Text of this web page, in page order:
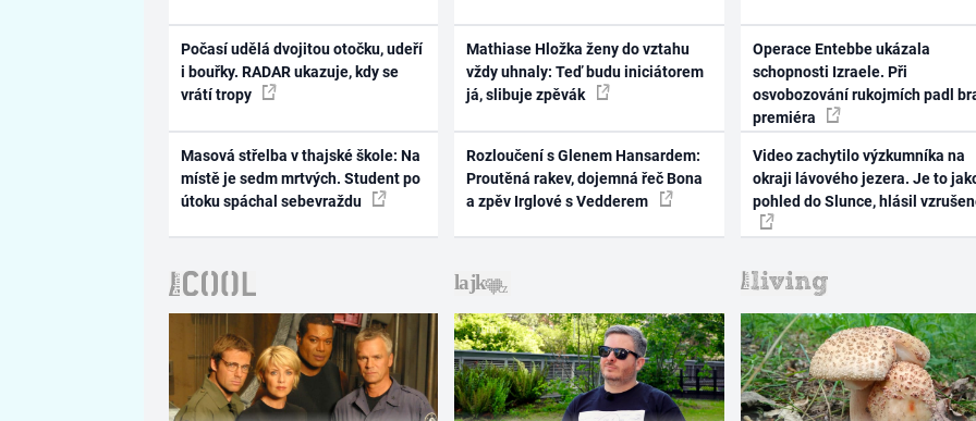
Počasí udělá dvojitou otočku, udeří
i bouřky. RADAR ukazuje, kdy se
vrátí tropy
Masová střelba v thajské škole: Na
místě je sedm mrtvých. Student po
útoku spáchal sebevraždu
Mathiase Hložka ženy do vztahu
vždy uhnaly: Teď budu iniciátorem
já, slibuje zpěvák
Rozloučení s Glenem Hansardem:
Proutěná rakev, dojemná řeč Bona
a zpěv Irglové s Vedderem
Operace Entebbe ukázala
schopnosti Izraele. Při
osvobozování rukojmích padl
premiéra
Video zachytilo výzkumníka na
okraji lávového jezera. Je to
pohled do Slunce, hlásil